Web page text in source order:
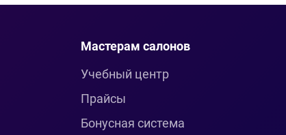
Мастерам салонов
Учебный центр
Прайсы
Бонусная система